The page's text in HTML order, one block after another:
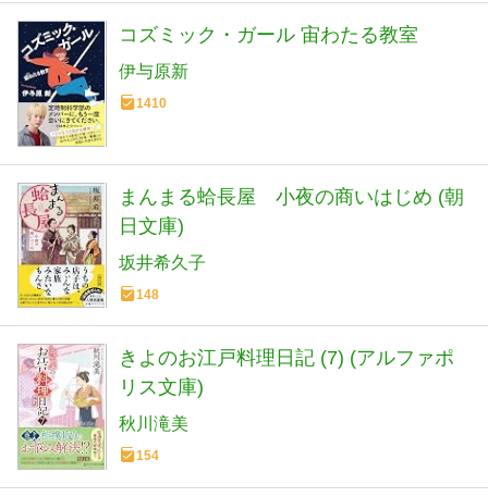
コズミック・ガール 宙わたる教室
伊与原新
1410
まんまる蛤長屋 小夜の商いはじめ (朝
日文庫)
坂井希久子
148
きよのお江戸料理日記 (7) (アルファポ
リス文庫)
秋川滝美
154